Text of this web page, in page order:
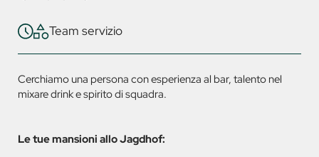
Team servizio
Cerchiamo una persona con esperienza al bar, talento nel
mixare drink e spirito di squadra.
Le tue mansioni allo Jagdhof: